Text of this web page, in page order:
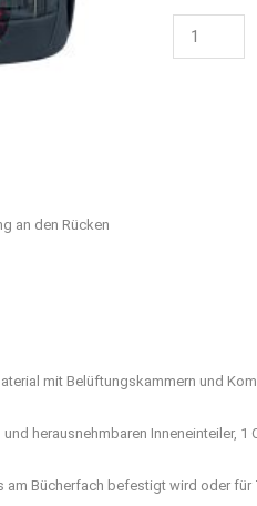
an den Rücken
mit Belüftungskammern und
herausnehmbaren Inneneinteiler,
Bücherfach befestigt wird oder